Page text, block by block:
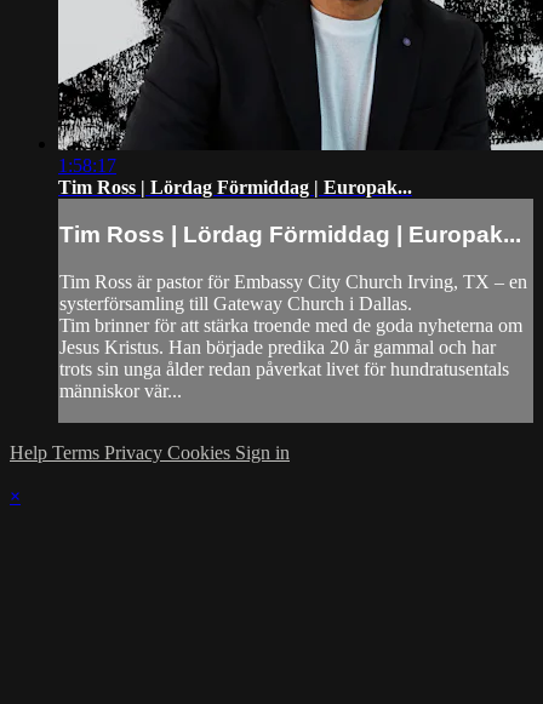
1:58:17
Tim Ross | Lördag Förmiddag | Europak...
Tim Ross | Lördag Förmiddag | Europak...
Tim Ross är pastor för Embassy City Church Irving, TX – en
systerförsamling till Gateway Church i Dallas.
Tim brinner för att stärka troende med de goda nyheterna om
Jesus Kristus. Han började predika 20 år gammal och har
trots sin unga ålder redan påverkat livet för hundratusentals
människor vär...
Help Terms Privacy Cookies Sign in
×